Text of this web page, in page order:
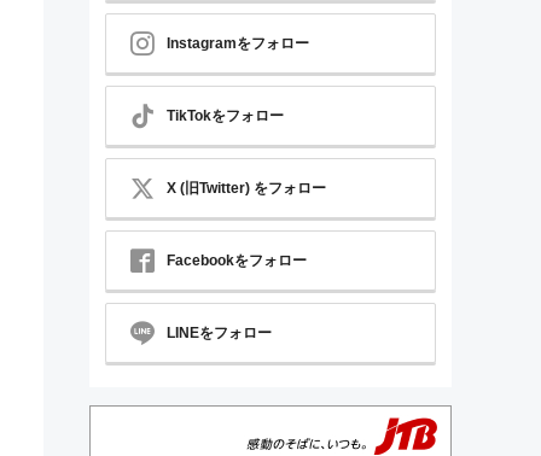
Instagramをフォロー
TikTokをフォロー
X (旧Twitter) をフォロー
Facebookをフォロー
LINEをフォロー